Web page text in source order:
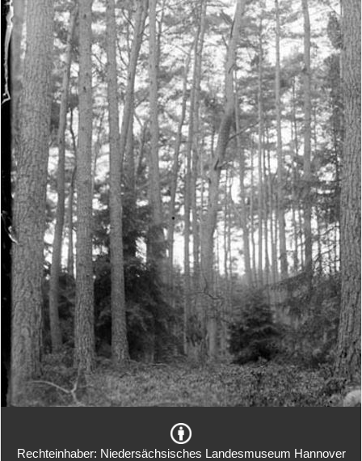
Rechteinhaber: Niedersächsisches Landesmuseum Hannover